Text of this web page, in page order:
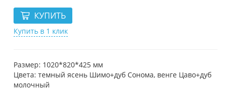
Купить в 1 клик
Размер: 1020*820*425 мм
Цвета: темный ясень Шимо+дуб Сонома, венге Цаво+дуб
молочный